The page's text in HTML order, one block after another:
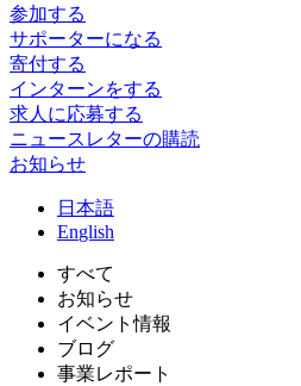
参加する
サポーターになる
寄付する
インターンをする
求人に応募する
ニュースレターの購読
お知らせ
日 本語
English
すべて
お知らせ
イベント情報
ブログ
事業レポート